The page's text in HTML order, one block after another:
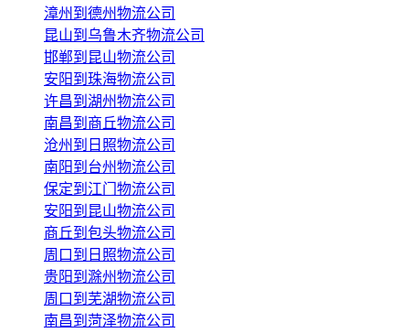
漳州到德州物流公司
昆山到乌鲁木齐物流公司
邯郸到昆山物流公司
安阳到珠海物流公司
许昌到湖州物流公司
南昌到商丘物流公司
沧州到日照物流公司
南阳到台州物流公司
保定到江门物流公司
安阳到昆山物流公司
商丘到包头物流公司
周口到日照物流公司
贵阳到滁州物流公司
周口到芜湖物流公司
南昌到菏泽物流公司